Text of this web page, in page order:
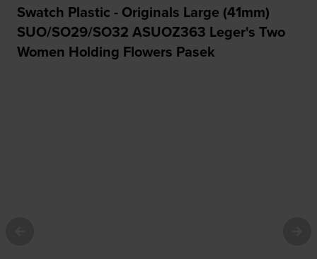
Swatch Plastic - Originals Large (41mm)
SUO/SO29/SO32 ASUOZ363 Leger's Two
Women Holding Flowers Pasek